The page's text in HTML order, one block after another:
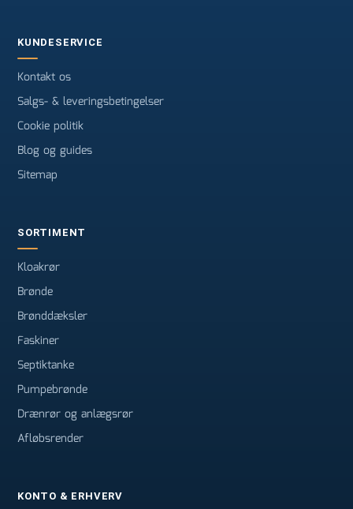
KUNDESERVICE
Kontakt os
Salgs- & leveringsbetingelser
Cookie politik
Blog og guides
Sitemap
SORTIMENT
Kloakrør
Brønde
Brønddæksler
Faskiner
Septiktanke
Pumpebrønde
Drænrør og anlægsrør
Afløbsrender
KONTO & ERHVERV